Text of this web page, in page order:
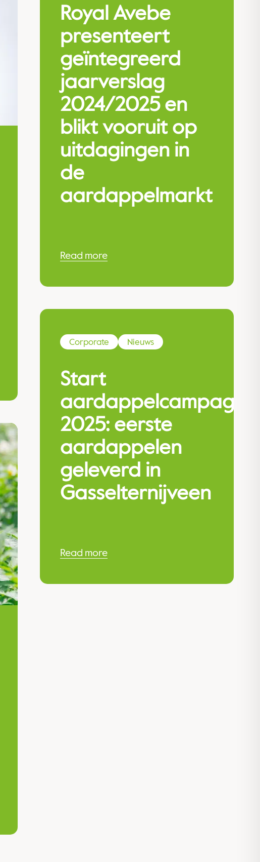
Royal Avebe
presenteert
geïntegreerd
jaarverslag
2024/2025 en
blikt vooruit op
uitdagingen in
de
aardappelmarkt
Read more
Corporate Nieuws
Start
aardappelcampagne
2025: eerste
aardappelen
geleverd in
Gasselternijveen
Read more